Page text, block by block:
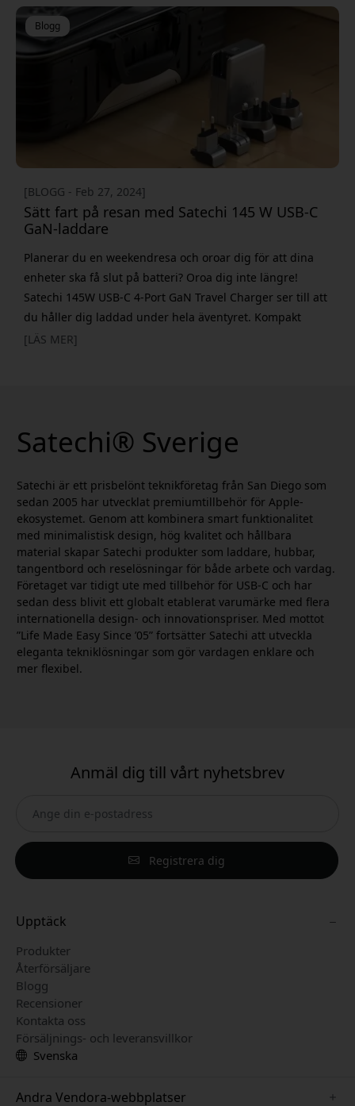
Effektiva laddningslösningar Satechi Dock5 USB Charging
Station gör det möjligt att ladda upp till fem enheter
samt
Blogg
[BLOGG - Feb 27, 2024]
Sätt fart på resan med Satechi 145 W USB-C
GaN-laddare
Planerar du en weekendresa och oroar dig för att dina
enheter ska få slut på batteri? Oroa dig inte längre!
Satechi 145W USB-C 4-Port GaN Travel Charger ser till att
du håller dig laddad under hela äventyret. Kompakt
kraftpaket Den här stilrena laddaren är ett under av
[LÄS MER]
Satechi® Sverige
Satechi är ett prisbelönt teknikföretag från San Diego som
sedan 2005 har utvecklat premiumtillbehör för Apple-
ekosystemet. Genom att kombinera smart funktionalitet
med minimalistisk design, hög kvalitet och hållbara
material skapar Satechi produkter som laddare, hubbar,
tangentbord och reselösningar för både arbete och vardag.
Företaget var tidigt ute med tillbehör för USB-C och har
sedan dess blivit ett globalt etablerat varumärke med flera
internationella design- och innovationspriser. Med mottot
”Life Made Easy Since ’05” fortsätter Satechi att utveckla
eleganta tekniklösningar som gör vardagen enklare och
mer flexibel.
Anmäl dig till vårt nyhetsbrev
Registrera dig
Upptäck
Produkter
Återförsäljare
Blogg
Recensioner
Kontakta oss
Försäljnings- och leveransvillkor
Svenska
Andra Vendora-webbplatser